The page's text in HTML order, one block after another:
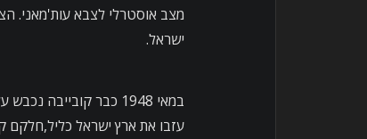
מצב אוסטרלי לצבא עות'מאני.
ישראל.
במאי 1948 כבר
עזבו את ארץ ישראל כליל,חלקם